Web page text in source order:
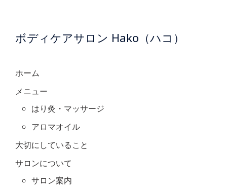
ボディケアサロン Hako（ハコ）
ホーム
メニュー
はり灸・マッサージ
アロマオイル
大切にしていること
サロンについて
サロン案内